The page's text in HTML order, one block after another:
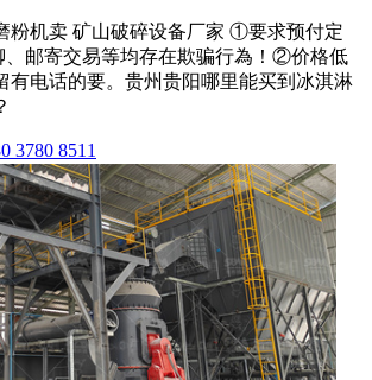
粉机卖 矿山破碎设备厂家 ①要求预付定
、邮寄交易等均存在欺骗行為！②价格低
有电话的要。贵州贵阳哪里能买到冰淇淋
3780 8511